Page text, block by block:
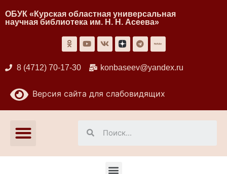
ОБУК «Курская областная универсальная
научная библиотека им. Н. Н. Асеева»
8 (4712) 70-17-30 konbaseev@yandex.ru
Версия сайта для слабовидящих